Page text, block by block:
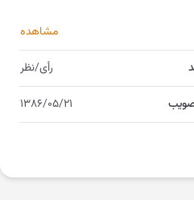
مشاهده
رأی/نظر
۱۳۸۶/۰۵/۲۱